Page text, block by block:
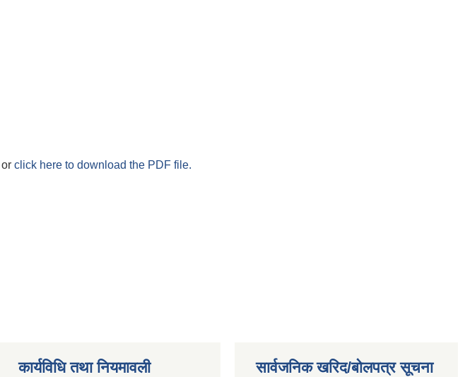
or click here to download the PDF file.
कार्यविधि तथा नियमावली सार्वजनिक खरिद/बोलपत्र सूचना